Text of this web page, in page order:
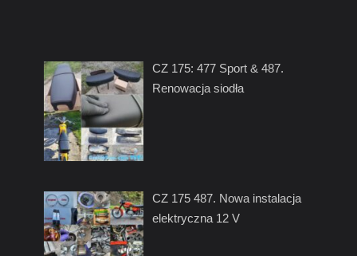
CZ 175: 477 Sport & 487.
Renowacja siodła
CZ 175 487. Nowa instalacja
elektryczna 12 V